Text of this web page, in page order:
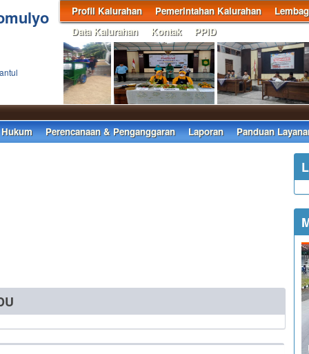
Profil Kalurahan Pemerintahan Kalurahan
Data Kalurahan
Kontak PPID
Perencanaan & Penganggaran Laporan Panduan